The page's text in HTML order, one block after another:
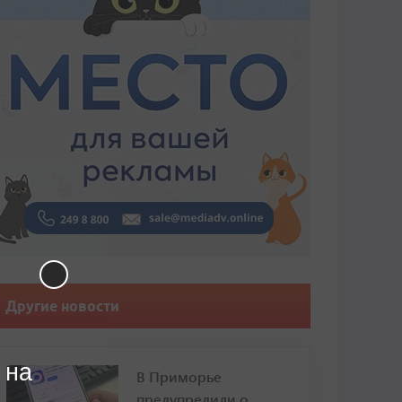
Другие новости
В Приморье